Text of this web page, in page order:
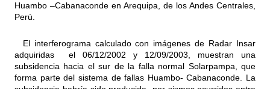
Huambo –Cabanaconde en Arequipa, de los Andes Centrales,
Perú.
El interferograma calculado con imágenes de Radar Insar
adquiridas el 06/12/2002 y 12/09/2003, muestran una
subsidencia hacia el sur de la falla normal Solarpampa, que
forma parte del sistema de fallas Huambo- Cabanaconde. La